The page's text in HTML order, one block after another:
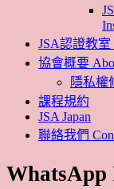
JSA認證教室
協會概要
隱私權
課程規約
JSA Japan
聯絡我們
WhatsApp